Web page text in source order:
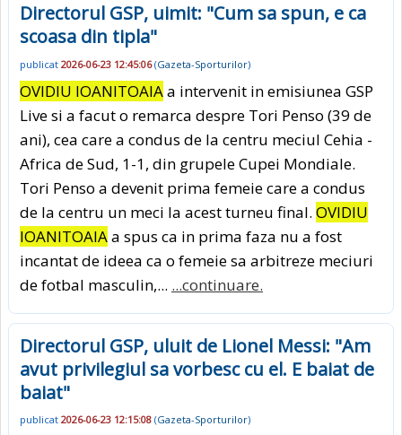
Directorul GSP, uimit: "Cum sa spun, e ca
scoasa din tipla"
publicat 2026-06-23 12:45:06(Gazeta-Sporturilor)
OVIDIU IOANITOAIAa intervenit in emisiunea GSP
Live si a facut o remarca despre Tori Penso (39 de
ani), cea care a condus de la centru meciul Cehia -
Africa de Sud, 1-1, din grupele Cupei Mondiale.
Tori Penso a devenit prima femeie care a condus
de la centru un meci la acest turneu final. OVIDIU
IOANITOAIAa spus ca in prima faza nu a fost
incantat de ideea ca o femeie sa arbitreze meciuri
de fotbal masculin,... ...continuare.
Directorul GSP, uluit de Lionel Messi: "Am
avut privilegiul sa vorbesc cu el. E baiat de
baiat"
publicat 2026-06-23 12:15:08 (Gazeta-Sporturilor)